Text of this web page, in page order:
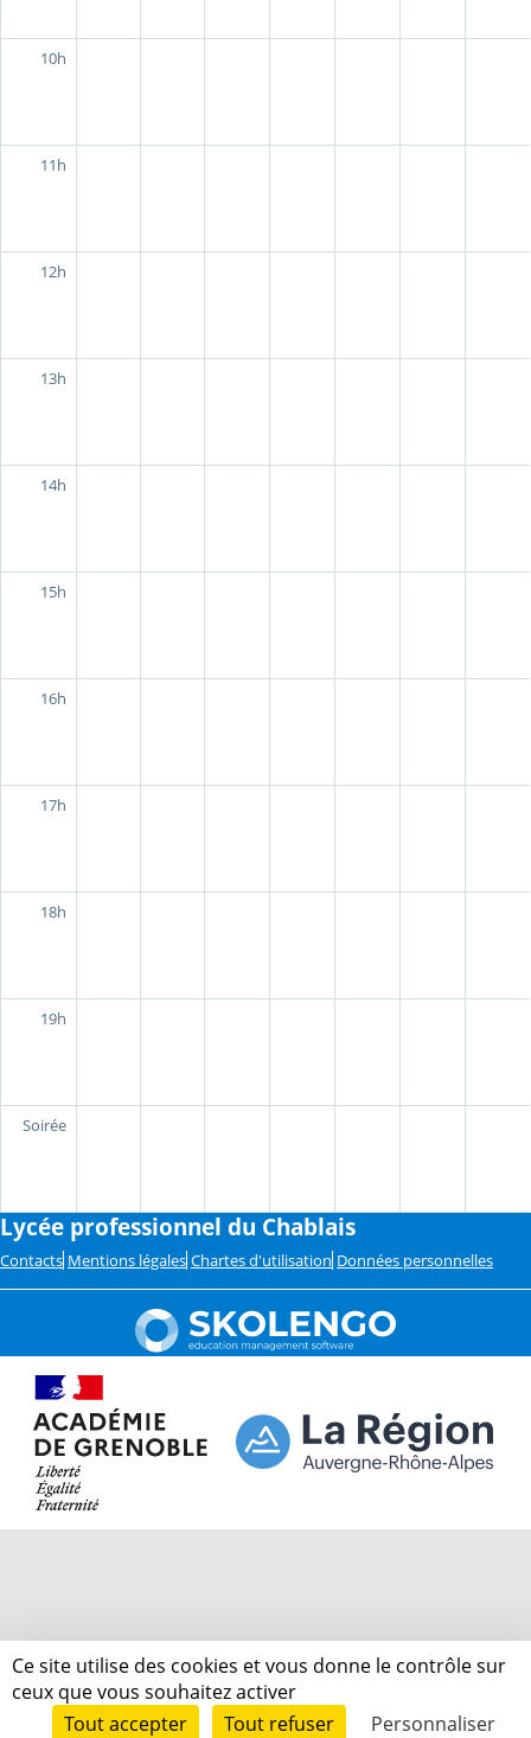
10h
11h
12h
13h
14h
15h
16h
17h
18h
19h
Soirée
Lycée professionnel du Chablais
Contacts Mentions légales Chartes d'utilisation Données personnelles
Ce site utilise des cookies et vous donne le contrôle sur
ceux que vous souhaitez activer
Tout accepter
Tout refuser Personnaliser